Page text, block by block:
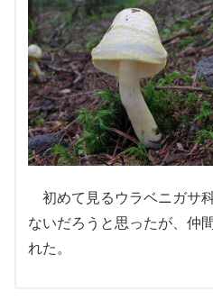
初めて見るウラベニガサ
ないだろうと思ったが、仲
れた。